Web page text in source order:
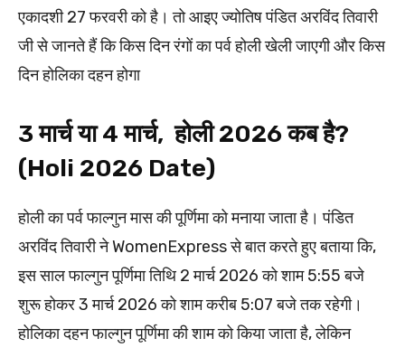
एकादशी 27 फरवरी को है। तो आइए ज्योतिष पंडित अरविंद तिवारी
जी से जानते हैं कि किस दिन रंगों का पर्व होली खेली जाएगी और किस
दिन होलिका दहन होगा
3 मार्च या 4 मार्च, होली 2026 कब है?
(Holi 2026 Date)
होली का पर्व फाल्गुन मास की पूर्णिमा को मनाया जाता है। पंडित
अरविंद तिवारी ने WomenExpress से बात करते हुए बताया कि,
इस साल फाल्गुन पूर्णिमा तिथि 2 मार्च 2026 को शाम 5:55 बजे
शुरू होकर 3 मार्च 2026 को शाम करीब 5:07 बजे तक रहेगी।
होलिका दहन फाल्गुन पूर्णिमा की शाम को किया जाता है, लेकिन